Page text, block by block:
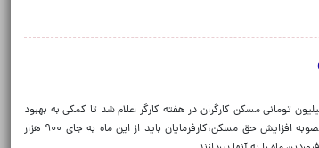
که پیشتر فعالان کارگری درخواست کرده بودند،تصویب کمک هزینه ۳ میلیون تومانی مسکن کارگران در هفته کارگر اعلام شد تا کمکی به بهبود
معیشت و جبران بخشی از هزینه‌های مسکن و اجاره‌بهای کارگران باشد.با ابلاغ مصوبه افزایش حق مسکن،کارفرمایان باید از این ماه به جای ۹۰۰ هزار